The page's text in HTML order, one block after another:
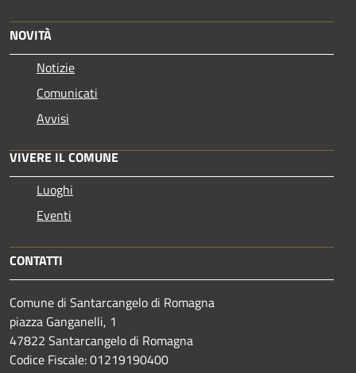
NOVITÀ
Notizie
Comunicati
Avvisi
VIVERE IL COMUNE
Luoghi
Eventi
CONTATTI
Comune di Santarcangelo di Romagna
piazza Ganganelli, 1
47822 Santarcangelo di Romagna
Codice Fiscale: 01219190400